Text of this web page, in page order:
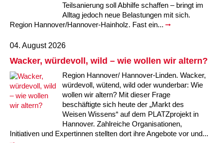
Teilsanierung soll Abhilfe schaffen – bringt im
Alltag jedoch neue Belastungen mit sich.
Region Hannover/Hannover-Hainholz. Fast ein...
04. August 2026
Wacker, würdevoll, wild – wie wollen wir altern?
Region Hannover/ Hannover-Linden. Wacker,
würdevoll, wütend, wild oder wunderbar: Wie
wollen wir altern? Mit dieser Frage
beschäftigte sich heute der „Markt des
Weisen Wissens“ auf dem PLATZprojekt in
Hannover. Zahlreiche Organisationen,
Initiativen und Expertinnen stellten dort ihre Angebote vor und...